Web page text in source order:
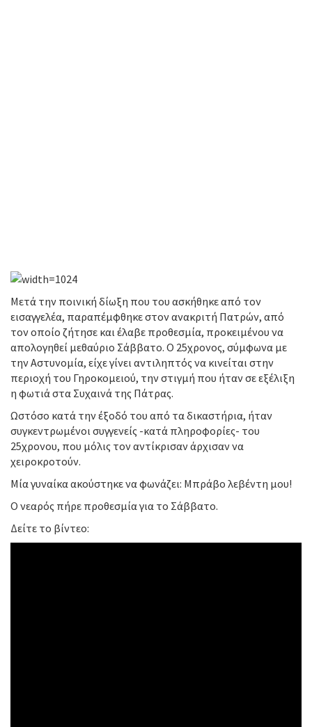
Μετά την ποινική δίωξη που του ασκήθηκε από τον
εισαγγελέα, παραπέμφθηκε στον ανακριτή Πατρών, από
τον οποίο ζήτησε και έλαβε προθεσμία, προκειμένου να
απολογηθεί μεθαύριο Σάββατο. Ο 25χρονος, σύμφωνα με
την Αστυνομία, είχε γίνει αντιληπτός να κινείται στην
περιοχή του Γηροκομειού, την στιγμή που ήταν σε εξέλιξη
η φωτιά στα Συχαινά της Πάτρας.
Ωστόσο κατά την έξοδό του από τα δικαστήρια, ήταν
συγκεντρωμένοι συγγενείς -κατά πληροφορίες- του
25χρονου, που μόλις τον αντίκρισαν άρχισαν να
χειροκροτούν.
Μία γυναίκα ακούστηκε να φωνάζει: Μπράβο λεβέντη μου!
Ο νεαρός πήρε προθεσμία για το Σάββατο.
Δείτε το βίντεο: